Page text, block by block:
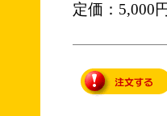
定価：5,000